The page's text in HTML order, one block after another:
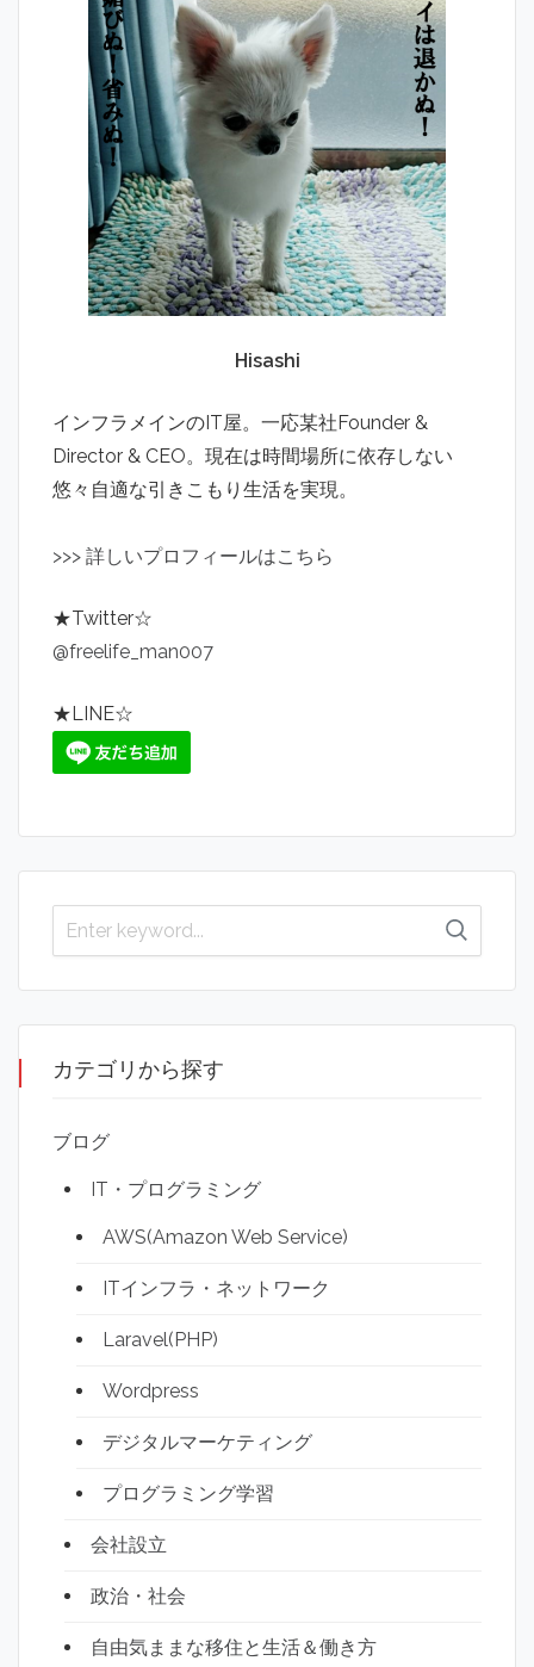
Hisashi
インフラメインのIT屋。一応某社Founder &
Director & CEO。現在は時間場所に依存しない
悠々自適な引きこもり生活を実現。
>>> 詳しいプロフィールはこちら
★Twitter☆
@freelife_man007
★LINE☆
カテゴリから探す
ブログ
IT・プログラミング
AWS(Amazon Web Service)
ITインフラ・ネットワーク
Laravel(PHP)
Wordpress
デジタルマーケティング
プログラミング学習
会社設立
政治・社会
自由気ままな移住と生活＆働き方